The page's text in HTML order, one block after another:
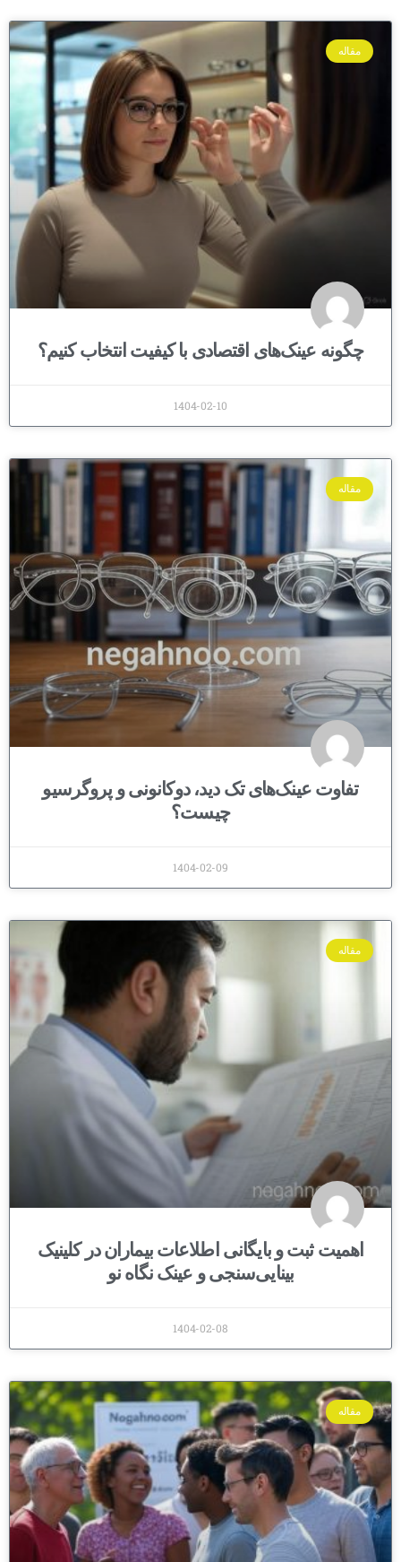
مقاله
چگونه عینک‌های اقتصادی با کیفیت انتخاب کنیم؟
1404-02-10
مقاله
تفاوت عینک‌های تک دید، دوکانونی و پروگرسیو
چیست؟
1404-02-09
مقاله
اهمیت ثبت و بایگانی اطلاعات بیماران در کلینیک
بینایی‌سنجی و عینک نگاه نو
1404-02-08
مقاله